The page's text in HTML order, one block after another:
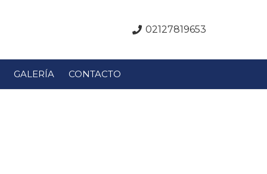
02127819653
GALERÍA CONTACTO